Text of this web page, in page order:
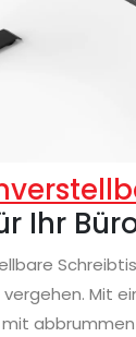
Ihr
Mit